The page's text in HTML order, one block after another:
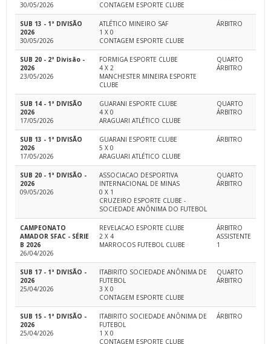
30/05/2026
CONTAGEM ESPORTE CLUBE
SUB 13 - 1ª DIVISÃO
2026
30/05/2026
ATLÉTICO MINEIRO SAF
1 X 0
CONTAGEM ESPORTE CLUBE
ÁRBITRO
SUB 20 - 2ª Divisão -
2026
23/05/2026
FORMIGA ESPORTE CLUBE
4 X 2
MANCHESTER MINEIRA ESPORTE
CLUBE
QUARTO
ÁRBITRO
SUB 14 - 1ª DIVISÃO
2026
17/05/2026
GUARANI ESPORTE CLUBE
4 X 0
ARAGUARI ATLÉTICO CLUBE
QUARTO
ÁRBITRO
SUB 13 - 1ª DIVISÃO
2026
17/05/2026
GUARANI ESPORTE CLUBE
5 X 0
ARAGUARI ATLÉTICO CLUBE
ÁRBITRO
SUB 20 - 1ª DIVISÃO -
2026
09/05/2026
ASSOCIACAO DESPORTIVA
INTERNACIONAL DE MINAS
0 X 1
CRUZEIRO ESPORTE CLUBE -
SOCIEDADE ANÔNIMA DO FUTEBOL
QUARTO
ÁRBITRO
CAMPEONATO
AMADOR SFAC - SÉRIE
B 2026
26/04/2026
REVELACAO ESPORTE CLUBE
2 X 4
MARROCOS FUTEBOL CLUBE
ÁRBITRO
ASSISTENTE
1
SUB 17 - 1ª DIVISÃO -
2026
25/04/2026
ITABIRITO SOCIEDADE ANÔNIMA DE
FUTEBOL
3 X 0
CONTAGEM ESPORTE CLUBE
QUARTO
ÁRBITRO
SUB 15 - 1ª DIVISÃO -
2026
25/04/2026
ITABIRITO SOCIEDADE ANÔNIMA DE
FUTEBOL
1 X 0
CONTAGEM ESPORTE CLUBE
ÁRBITRO